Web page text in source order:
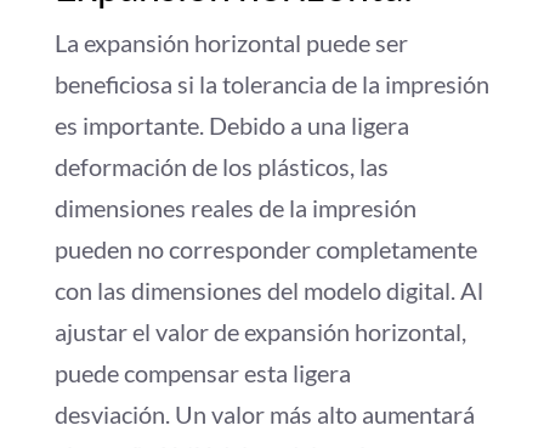
La expansión horizontal puede ser
beneficiosa si la tolerancia de la impresión
es importante. Debido a una ligera
deformación de los plásticos, las
dimensiones reales de la impresión
pueden no corresponder completamente
con las dimensiones del modelo digital. Al
ajustar el valor de expansión horizontal,
puede compensar esta ligera
desviación. Un valor más alto aumentará